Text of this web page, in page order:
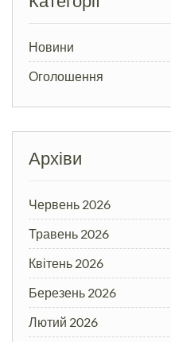
Новини
Оголошення
Архіви
Червень 2026
Травень 2026
Квітень 2026
Березень 2026
Лютий 2026